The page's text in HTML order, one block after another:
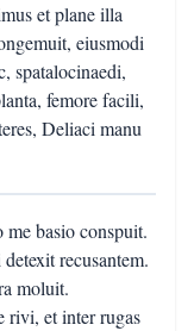
et plane illa
eiusmodi
spatalocinaedi,
femore facili,
Deliaci manu
basio conspuit.
recusantem.
moluit.
rivi, et inter rugas